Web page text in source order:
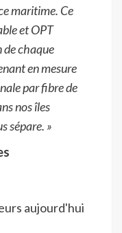
maritime. Ce
et OPT
de chaque
en mesure
par fibre de
nos îles
sépare. »
aujourd'hui